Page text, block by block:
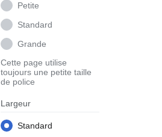
Petite
Standard
Grande
Cette page utilise
toujours une petite taille
de police
Largeur
Standard